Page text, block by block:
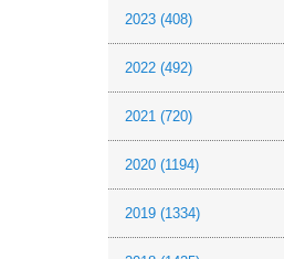
2023 (408)
2022 (492)
2021 (720)
2020 (1194)
2019 (1334)